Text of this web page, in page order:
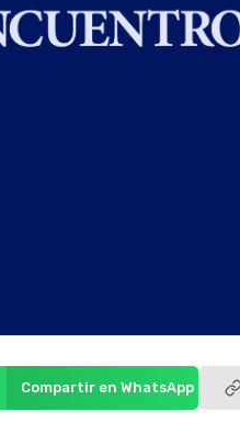
Compartir en WhatsApp